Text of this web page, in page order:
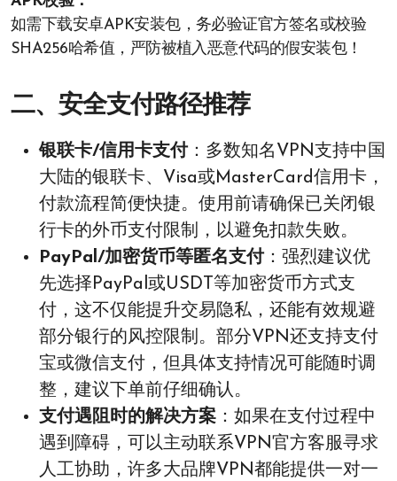
如需下载安卓APK安装包，务必验证官方签名或校验
SHA256哈希值，严防被植入恶意代码的假安装包！
二、安全支付路径推荐
银联卡/信用卡支付：多数知名VPN支持中国
大陆的银联卡、Visa或MasterCard信用卡，
付款流程简便快捷。使用前请确保已关闭银
行卡的外币支付限制，以避免扣款失败。
PayPal/加密货币等匿名支付：强烈建议优
先选择PayPal或USDT等加密货币方式支
付，这不仅能提升交易隐私，还能有效规避
部分银行的风控限制。部分VPN还支持支付
宝或微信支付，但具体支持情况可能随时调
整，建议下单前仔细确认。
支付遇阻时的解决方案 ：如果在支付过程中
遇到障碍，可以主动联系VPN官方客服寻求
人工协助，许多大品牌VPN都能提供一对一